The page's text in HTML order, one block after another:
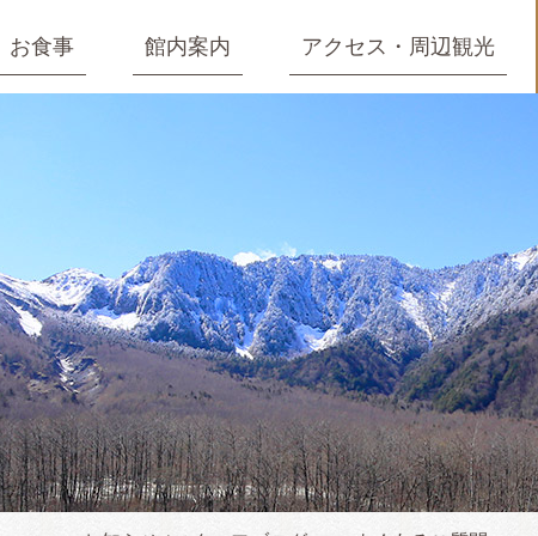
お食事 館内案内 アクセス・周辺観光